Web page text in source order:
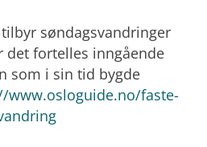
tilbyr søndagsvandringer
det fortelles inngående
som i sin tid bygde
www.osloguide.no/faste-